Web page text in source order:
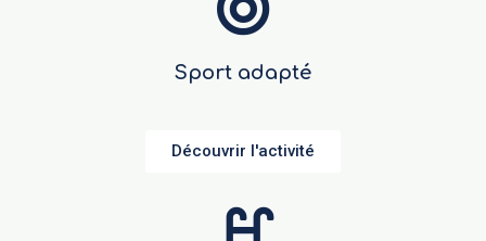
Sport adapté
Découvrir l'activité